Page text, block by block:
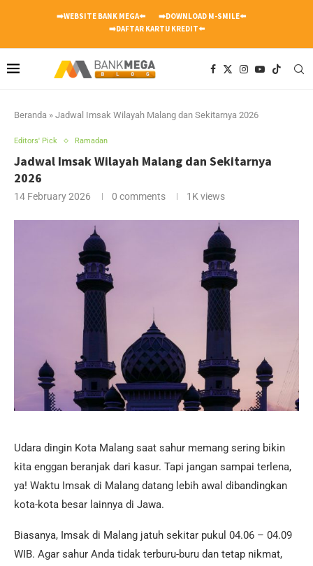
➡️WEBSITE BANK MEGA⬅️
➡️DOWNLOAD M-SMILE⬅️
➡️DAFTAR KARTU KREDIT⬅️
Beranda » Jadwal Imsak Wilayah Malang dan Sekitarnya 2026
Editors' Pick Ramadan
Jadwal Imsak Wilayah Malang dan Sekitarnya
2026
14 February 2026 0 comments 1K views
Udara dingin Kota Malang saat sahur memang sering bikin
kita enggan beranjak dari kasur. Tapi jangan sampai terlena,
ya! Waktu Imsak di Malang datang lebih awal dibandingkan
kota-kota besar lainnya di Jawa.
Biasanya, Imsak di Malang jatuh sekitar pukul 04.06 – 04.09
WIB. Agar sahur Anda tidak terburu-buru dan tetap nikmat,